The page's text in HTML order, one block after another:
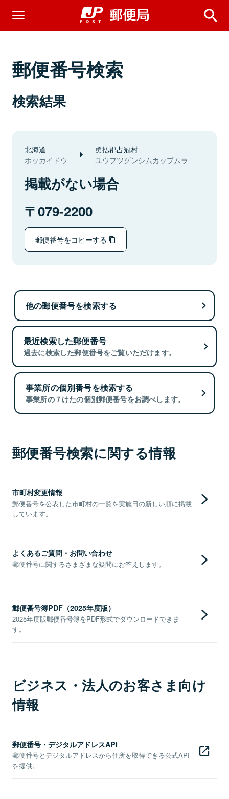
郵便番号検索
検索結果
北海道
ホッカイドウ
勇払郡占冠村
ユウフツグンシムカップムラ
掲載がない場合
079-2200
郵便番号をコピーする
他の郵便番号を検索する
最近検索した郵便番号
過去に検索した郵便番号をご覧いただけます。
事業所の個別番号を検索する
事業所の７けたの個別郵便番号をお調べします。
郵便番号検索に関する情報
市町村変更情報
郵便番号を公表した市町村の一覧を実施日の新しい順に掲載
しています。
よくあるご質問・お問い合わせ
郵便番号に関するさまざまな疑問にお答えします。
郵便番号簿PDF（2025年度版）
2025年度版郵便番号簿をPDF形式でダウンロードできま
す。
ビジネス・法人のお客さま向け
情報
郵便番号・デジタルアドレスAPI
郵便番号とデジタルアドレスから住所を取得できる公式API
を提供。